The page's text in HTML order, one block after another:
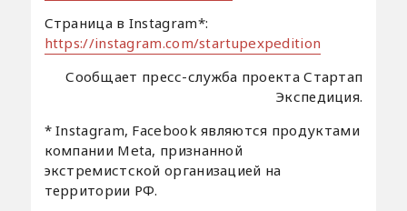
Страница в Instagram*:
https://instagram.com/startupexpedition
Сообщает пресс-служба проекта Стартап
Экспедиция.
* Instagram, Facebook являются продуктами
компании Meta, признанной
экстремистской организацией на
территории РФ.